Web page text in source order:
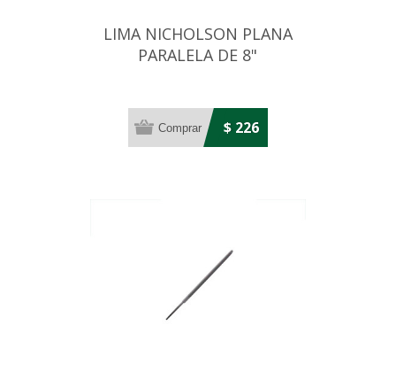
LIMA NICHOLSON PLANA
PARALELA DE 8"
$ 226